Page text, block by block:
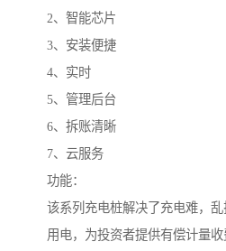
2、智能芯片
3、安装便捷
4、实时
5、管理后台
6、拆账清晰
7、云服务
功能：
该系列充电桩解决了充电难，
用电，为投资者提供有偿计量收